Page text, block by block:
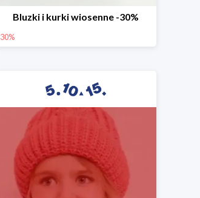
Bluzki i kurki wiosenne -30%
30%